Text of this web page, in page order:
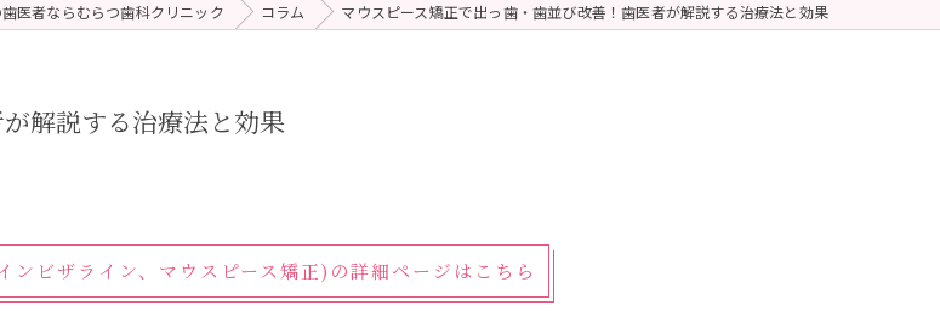
医者ならむらつ歯科クリニック コラム マウスピース矯正で出っ歯・歯並び改善！歯医者が解説する治療法と効果
解説する治療法と効果
ビザライン、マウスピース矯正)の詳細ページはこちら